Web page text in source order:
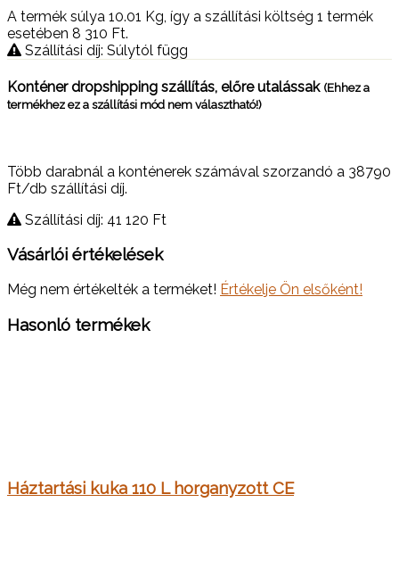
A termék súlya 10.01 Kg, így a szállítási költség 1 termék
esetében 8 310 Ft.
Szállítási díj: Súlytól függ
Konténer dropshipping szállítás, előre utalássak (Ehhez a
termékhez ez a szállítási mód nem választható!)
Több darabnál a konténerek számával szorzandó a 38790
Ft/db szállítási díj.
Szállítási díj: 41 120 Ft
Vásárlói értékelések
Még nem értékelték a terméket! Értékelje Ön elsőként!
Hasonló termékek
Háztartási kuka 110 L horganyzott CE